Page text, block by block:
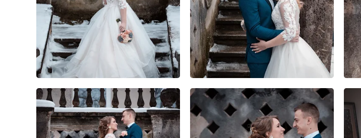
1 0 0 0 0